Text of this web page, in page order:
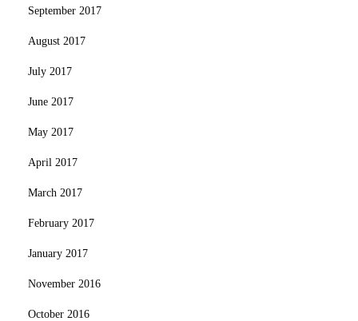
September 2017
August 2017
July 2017
June 2017
May 2017
April 2017
March 2017
February 2017
January 2017
November 2016
October 2016